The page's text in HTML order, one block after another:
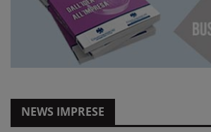
NEWS IMPRESE